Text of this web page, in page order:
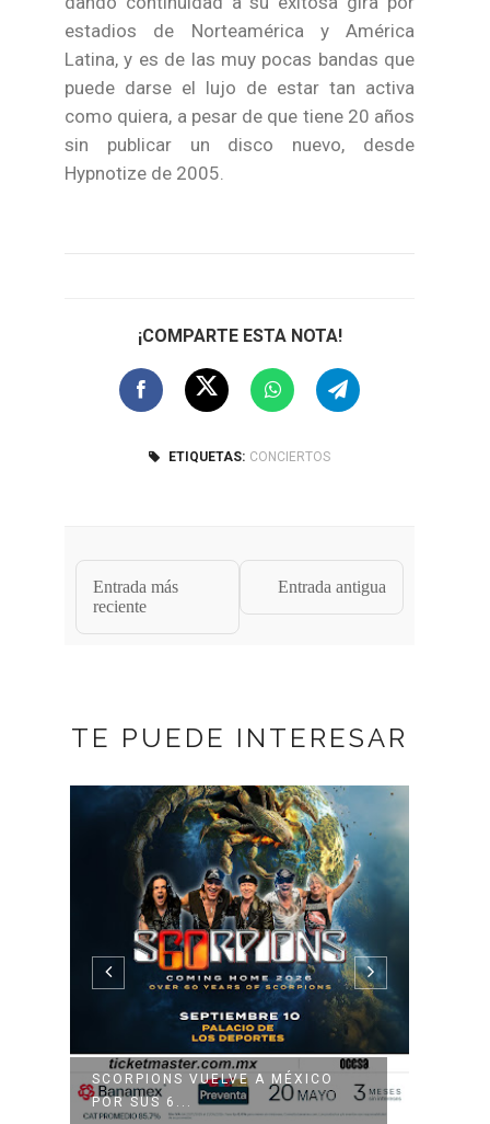
estadios de Norteamérica y América
Latina, y es de las muy pocas bandas que
puede darse el lujo de estar tan activa
como quiera, a pesar de que tiene 20 años
sin publicar un disco nuevo, desde
Hypnotize de 2005.
¡COMPARTE ESTA NOTA!
ETIQUETAS: CONCIERTOS
Entrada más
reciente
Entrada antigua
TE PUEDE INTERESAR
SCORPIONS VUELVE A MÉXICO
POR SUS 6...